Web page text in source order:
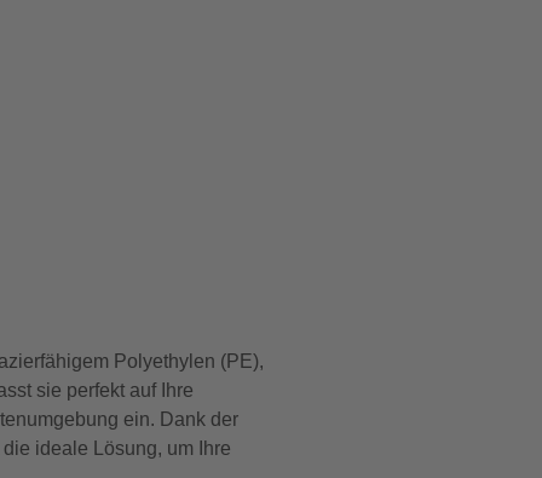
Polyethylen (PE),
sie perfekt auf Ihre
ein. Dank der
ideale Lösung, um Ihre